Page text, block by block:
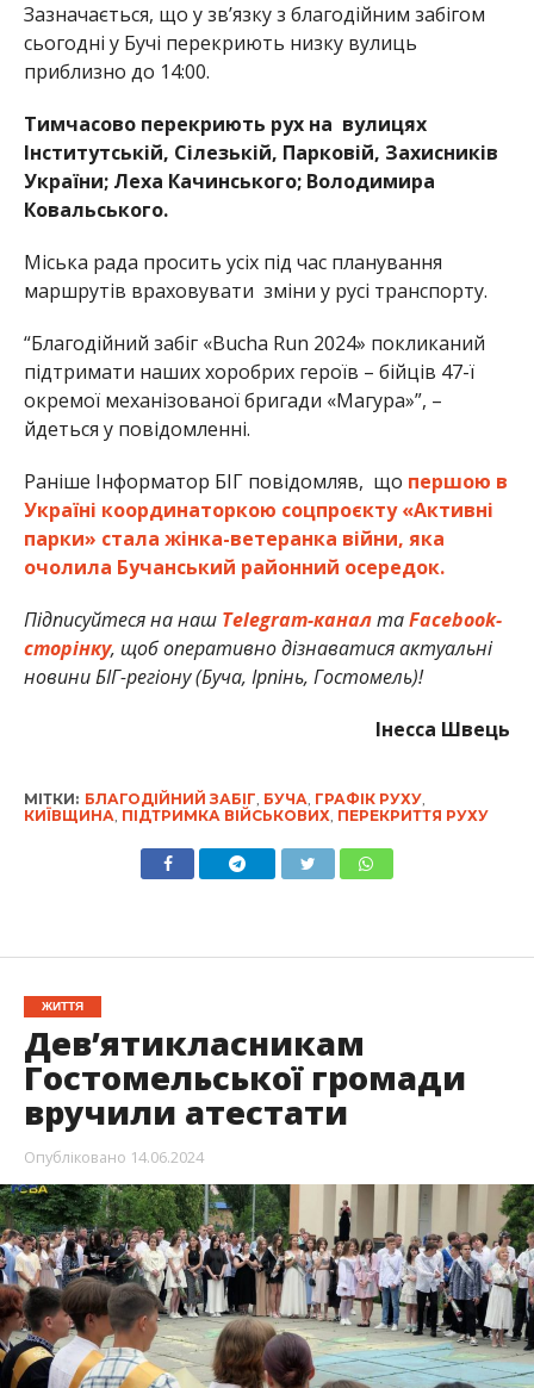
Зазначається, що у зв’язку з благодійним забігом
сьогодні у Бучі перекриють низку вулиць
приблизно до 14:00.
Тимчасово перекриють рух на вулицях
Інститутській, Сілезькій, Парковій, Захисників
України; Леха Качинського; Володимира
Ковальського.
Міська рада просить усіх під час планування
маршрутів враховувати зміни у русі транспорту.
“Благодійний забіг «Bucha Run 2024» покликаний
підтримати наших хоробрих героїв – бійців 47-ї
окремої механізованої бригади «Магура»”, –
йдеться у повідомленні.
Раніше Інформатор БІГ повідомляв, що першою в
Україні координаторкою соцпроєкту «Активні
парки» стала жінка-ветеранка війни, яка
очолила Бучанський районний осередок.
Підписуйтеся на наш Telegram-канал таFacebook-
сторінку, щоб оперативно дізнаватися актуальні
новини БІГ-регіону (Буча, Ірпінь, Гостомель)!
Інесса Швець
МІТКИ: БЛАГОДІЙНИЙ ЗАБІГ, БУЧА, ГРАФІК РУХУ,
КИЇВЩИНА, ПІДТРИМКА ВІЙСЬКОВИХ, ПЕРЕКРИТТЯ РУХУ
ЖИТТЯ
Дев’ятикласникам
Гостомельської громади
вручили атестати
Опубліковано 14.06.2024